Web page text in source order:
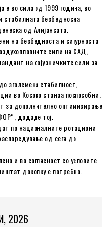
е во сила од 1999 година, во
стабилната безбедносна
од Алијансата.
на безбедноста и сигурноста
сили на САД,
на сојузничките сили за
зголемена стабилност,
во Косово станаа поспособни.
за дополнително оптимизирање
додаде тој.
по националните ротациони
од сега до
и во согласност со условите
доколку е потребно.
2026